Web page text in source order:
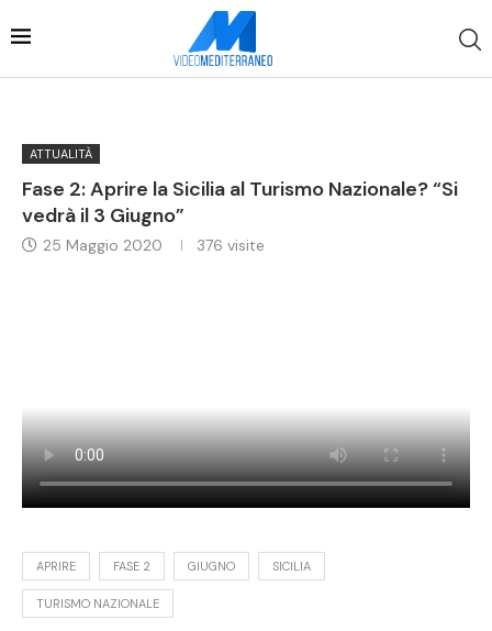
ATTUALITÀ
Fase 2: Aprire la Sicilia al Turismo Nazionale? “Si
vedrà il 3 Giugno”
25 Maggio 2020 376 visite
APRIRE FASE 2 GIUGNO SICILIA
TURISMO NAZIONALE